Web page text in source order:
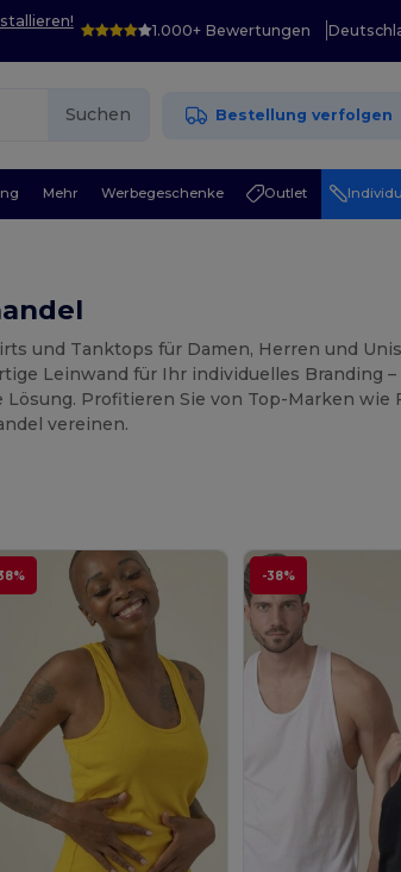
1.000+ Bewertungen
Suchen Bestellung verfolgen
Mehr Werbegeschenke Outlet
und Tanktops für Damen, Herren und
Leinwand für Ihr individuelles Branding –
Profitieren Sie von Top-Marken wie
vereinen.
-38%